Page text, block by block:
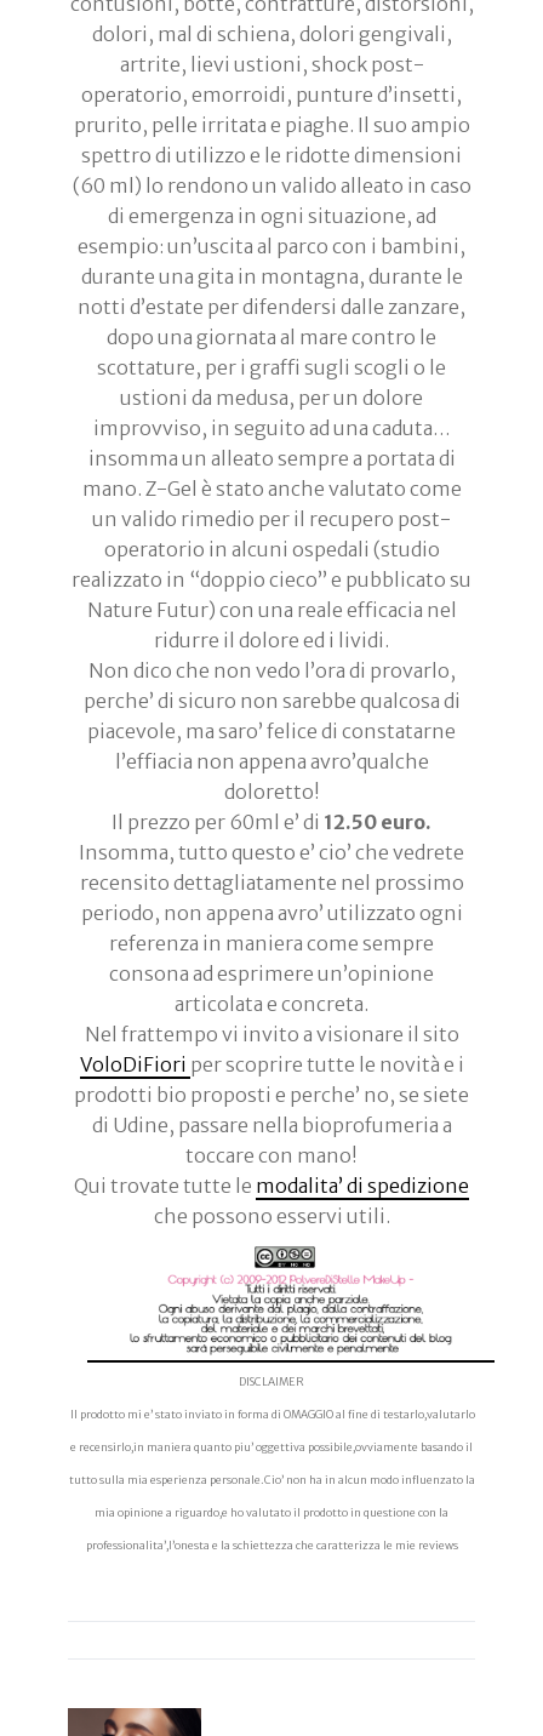
dolori, mal di schiena, dolori gengivali,
artrite, lievi ustioni, shock post-
operatorio, emorroidi, punture d’insetti,
prurito, pelle irritata e piaghe. Il suo ampio
spettro di utilizzo e le ridotte dimensioni
(60 ml) lo rendono un valido alleato in caso
di emergenza in ogni situazione, ad
esempio: un’uscita al parco con i bambini,
durante una gita in montagna, durante le
notti d’estate per difendersi dalle zanzare,
dopo una giornata al mare contro le
scottature, per i graffi sugli scogli o le
ustioni da medusa, per un dolore
improvviso, in seguito ad una caduta…
insomma un alleato sempre a portata di
mano. Z-Gel è stato anche valutato come
un valido rimedio per il recupero post-
operatorio in alcuni ospedali (studio
realizzato in “doppio cieco” e pubblicato su
Nature Futur) con una reale efficacia nel
ridurre il dolore ed i lividi.
Non dico che non vedo l’ora di provarlo,
perche’ di sicuro non sarebbe qualcosa di
piacevole, ma saro’ felice di constatarne
l’effiacia non appena avro’qualche
doloretto!
Il prezzo per 60ml e’ di 12.50 euro.
Insomma, tutto questo e’ cio’ che vedrete
recensito dettagliatamente nel prossimo
periodo, non appena avro’ utilizzato ogni
referenza in maniera come sempre
consona ad esprimere un’opinione
articolata e concreta.
Nel frattempo vi invito a visionare il sito
VoloDiFiori per scoprire tutte le novità e i
prodotti bio proposti e perche’ no, se siete
di Udine, passare nella bioprofumeria a
toccare con mano!
Qui trovate tutte le modalita’ di spedizione
che possono esservi utili.
DISCLAIMER
Il prodotto mi e’ stato inviato in forma di OMAGGIO al fine di testarlo,valutarlo
e recensirlo,in maniera quanto piu’ oggettiva possibile,ovviamente basando il
tutto sulla mia esperienza personale.Cio’ non ha in alcun modo influenzato la
mia opinione a riguardo,e ho valutato il prodotto in questione con la
professionalita’,l’onesta e la schiettezza che caratterizza le mie reviews